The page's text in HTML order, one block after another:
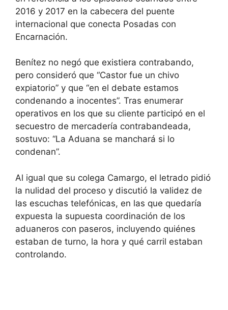
2016 y 2017 en la cabecera del puente
internacional que conecta Posadas con
Encarnación.
Benítez no negó que existiera contrabando,
pero consideró que “Castor fue un chivo
expiatorio” y que “en el debate estamos
condenando a inocentes”. Tras enumerar
operativos en los que su cliente participó en el
secuestro de mercadería contrabandeada,
sostuvo: “La Aduana se manchará si lo
condenan”.
Al igual que su colega Camargo, el letrado pidió
la nulidad del proceso y discutió la validez de
las escuchas telefónicas, en las que quedaría
expuesta la supuesta coordinación de los
aduaneros con paseros, incluyendo quiénes
estaban de turno, la hora y qué carril estaban
controlando.